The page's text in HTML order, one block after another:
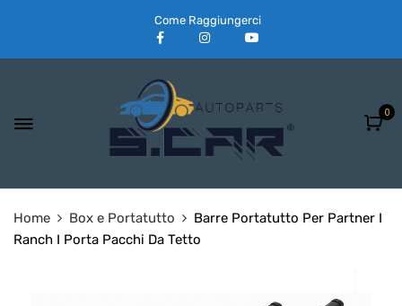
Come Raggiungerci
0
Home Box e Portatutto
Barre Portatutto Per Partner I
Ranch I Porta Pacchi Da Tetto